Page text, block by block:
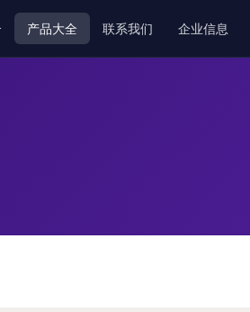
产品大全 联系我们 企业信息